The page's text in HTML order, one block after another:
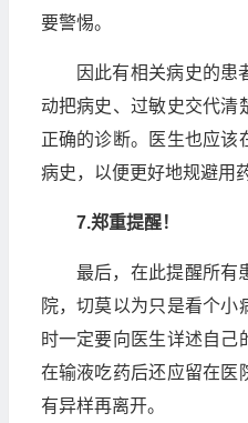
要警惕。
因此有相关病史的患
动把病史、过敏史交代清
正确的诊断。医生也应该
病史，以便更好地规避用
7.郑重提醒！
最后，在此提醒所有
院，切莫以为只是看个小
时一定要向医生详述自己
在输液吃药后还应留在医
有异样再离开。